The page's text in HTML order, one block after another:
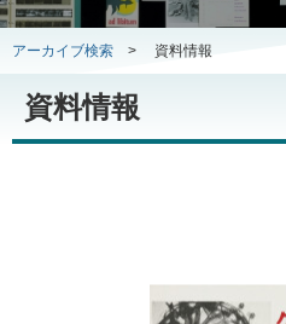
アーカイブ検索 > 資料情報
資料情報